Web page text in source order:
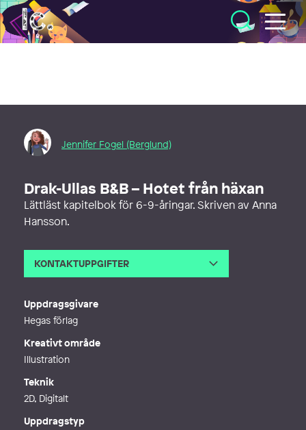
Illustratörcentrum
Jennifer Fogel (Berglund)
Drak-Ullas B&B – Hotet från häxan
Lättläst kapitelbok för 6-9-åringar. Skriven av Anna
Hansson.
KONTAKTUPPGIFTER
Uppdragsgivare
Hegas förlag
Kreativt område
Illustration
Teknik
2D, Digitalt
Uppdragstyp